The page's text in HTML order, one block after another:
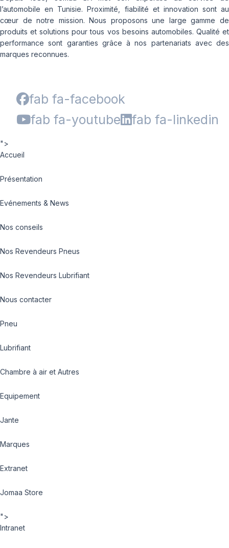
l’automobile en Tunisie. Proximité, fiabilité et innovation sont au
cœur de notre mission. Nous proposons une large gamme de
produits et solutions pour tous vos besoins automobiles. Qualité et
performance sont garanties grâce à nos partenariats avec des
marques reconnues.
fab fa-facebook
fab fa-youtube
fab fa-linkedin
">
Accueil
Présentation
Evénements & News
Nos conseils
Nos Revendeurs Pneus
Nos Revendeurs Lubrifiant
Nous contacter
Pneu
Lubrifiant
Chambre à air et Autres
Equipement
Jante
Marques
Extranet
Jomaa Store
">
Intranet